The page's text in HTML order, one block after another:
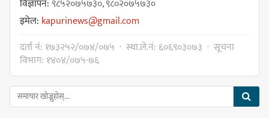
चुल्हो निभ्दा ब्युँझन सक्ने आक्रोश
विज्ञापन:९८५२०७५७३०, ९८०२०७५७३०
इमेल: kapurinews@gmail.com
दर्ता नं: १७३२५२/०७४/०७५ · स्था.ले.नं: ६०६९०३०७३ · सूचना
विभाग: १४०४/०७५-७६